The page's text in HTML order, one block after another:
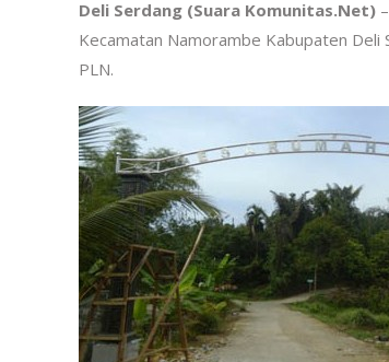
Deli Serdang (Suara Komunitas.Net)
Kecamatan Namorambe Kabupaten
PLN.